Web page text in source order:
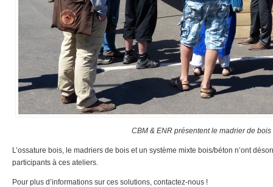
CBM & ENR présentent le madrier de bois
L’ossature bois, le madriers de bois et un système mixte bois/béton n’ont
participants à ces ateliers.
Pour plus d’informations sur ces solutions, contactez-nous !